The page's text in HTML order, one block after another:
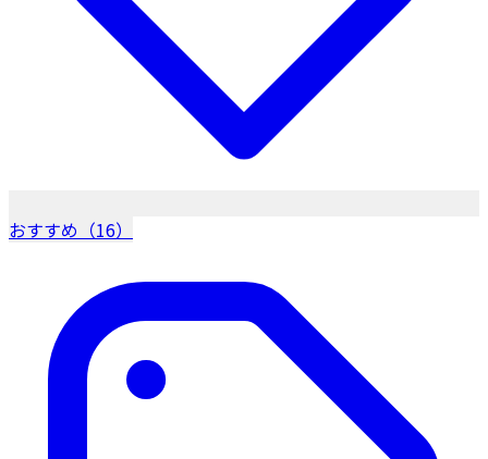
おすすめ（16）